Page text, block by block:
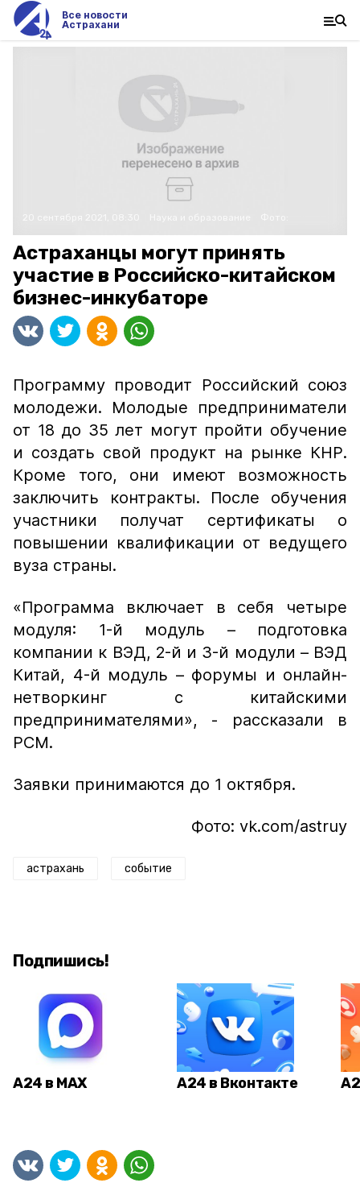
Все новости
Астрахани
Астраханцы могут принять
участие в Российско-китайском
бизнес-инкубаторе
Программу проводит Российский союз
молодежи. Молодые предприниматели
от 18 до 35 лет могут пройти обучение
и создать свой продукт на рынке КНР.
Кроме того, они имеют возможность
заключить контракты. После обучения
участники получат сертификаты о
повышении квалификации от ведущего
вуза страны.
«Программа включает в себя четыре
модуля: 1-й модуль – подготовка
компании к ВЭД, 2-й и 3-й модули – ВЭД
Китай, 4-й модуль – форумы и онлайн-
нетворкинг с китайскими
предпринимателями», - рассказали в
РСМ.
Заявки принимаются до 1 октября.
Фото: vk.com/astruy
астрахань событие
Подпишись!
А24 в MAX А24 в Вконтакте